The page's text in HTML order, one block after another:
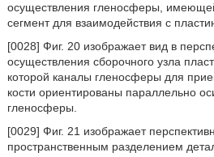
осуществления гленосферы,
сегмент для взаимодействия с
[0028] Фиг. 20 изображает вид в
осуществления сборочного узла
которой каналы гленосферы для
кости ориентированы параллельно
гленосферы.
[0029] Фиг. 21 изображает
пространственным разделением